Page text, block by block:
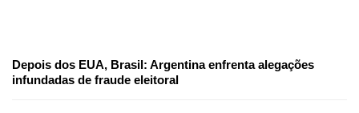
Depois dos EUA, Brasil: Argentina enfrenta alegações
infundadas de fraude eleitoral